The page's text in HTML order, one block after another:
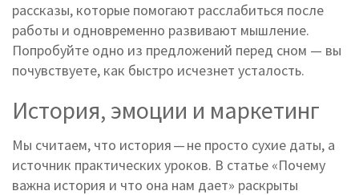
рассказы, которые помогают расслабиться после
работы и одновременно развивают мышление.
Попробуйте одно из предложений перед сном — вы
почувствуете, как быстро исчезнет усталость.
История, эмоции и маркетинг
Мы считаем, что история — не просто сухие даты, а
источник практических уроков. В статье «Почему
важна история и что она нам дает» раскрыты